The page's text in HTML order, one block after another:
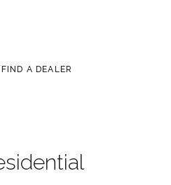
FIND A DEALER